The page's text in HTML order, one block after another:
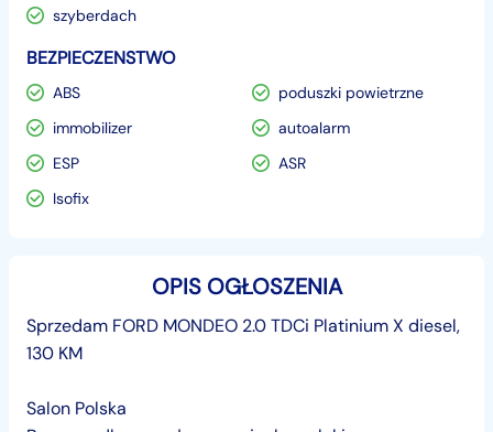
szyberdach
BEZPIECZENSTWO
ABS
poduszki powietrzne
immobilizer
autoalarm
ESP
ASR
Isofix
OPIS OGŁOSZENIA
Sprzedam FORD MONDEO 2.0 TDCi Platinium X diesel,
130 KM
Salon Polska